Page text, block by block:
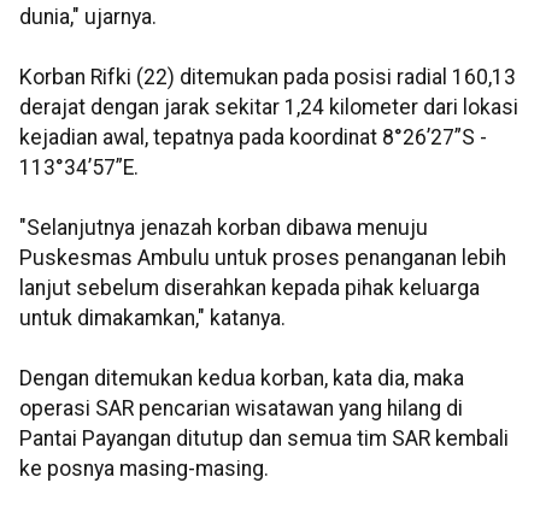
dunia," ujarnya.
Korban Rifki (22) ditemukan pada posisi radial 160,13
derajat dengan jarak sekitar 1,24 kilometer dari lokasi
kejadian awal, tepatnya pada koordinat 8°26’27”S -
113°34’57”E.
"Selanjutnya jenazah korban dibawa menuju
Puskesmas Ambulu untuk proses penanganan lebih
lanjut sebelum diserahkan kepada pihak keluarga
untuk dimakamkan," katanya.
Dengan ditemukan kedua korban, kata dia, maka
operasi SAR pencarian wisatawan yang hilang di
Pantai Payangan ditutup dan semua tim SAR kembali
ke posnya masing-masing.